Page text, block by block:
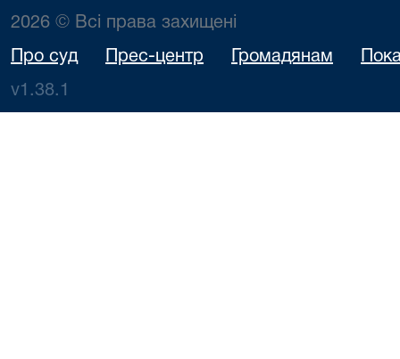
2026 © Всі права захищені
Про суд Прес-центр Громадянам
v1.38.1